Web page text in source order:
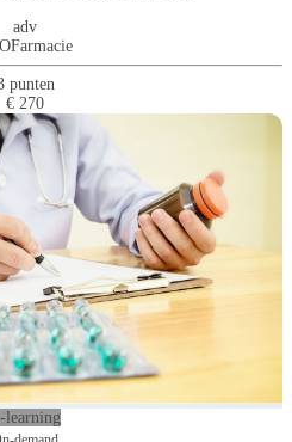
adv
punten
€ 270
learning